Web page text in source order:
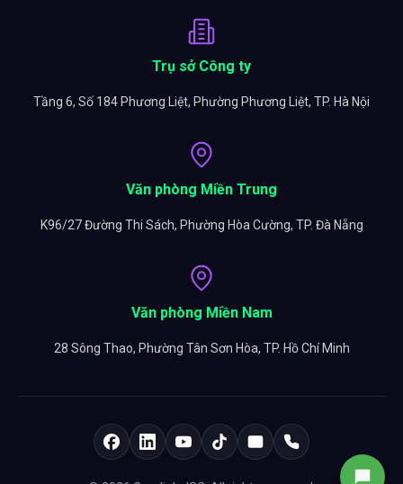
Trụ sở Công ty
Tầng 6, Số 184 Phương Liệt, Phường Phương Liệt, TP. Hà Nội
Văn phòng Miền Trung
K96/27 Đường Thi Sách, Phường Hòa Cường, TP. Đà Nẵng
Văn phòng Miền Nam
28 Sông Thao, Phường Tân Sơn Hòa, TP. Hồ Chí Minh